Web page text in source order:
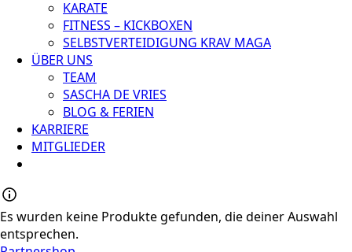
KARATE
FITNESS – KICKBOXEN
SELBSTVERTEIDIGUNG KRAV MAGA
ÜBER UNS
TEAM
SASCHA DE VRIES
BLOG & FERIEN
KARRIERE
MITGLIEDER
Es wurden keine Produkte gefunden, die deiner Auswahl
entsprechen.